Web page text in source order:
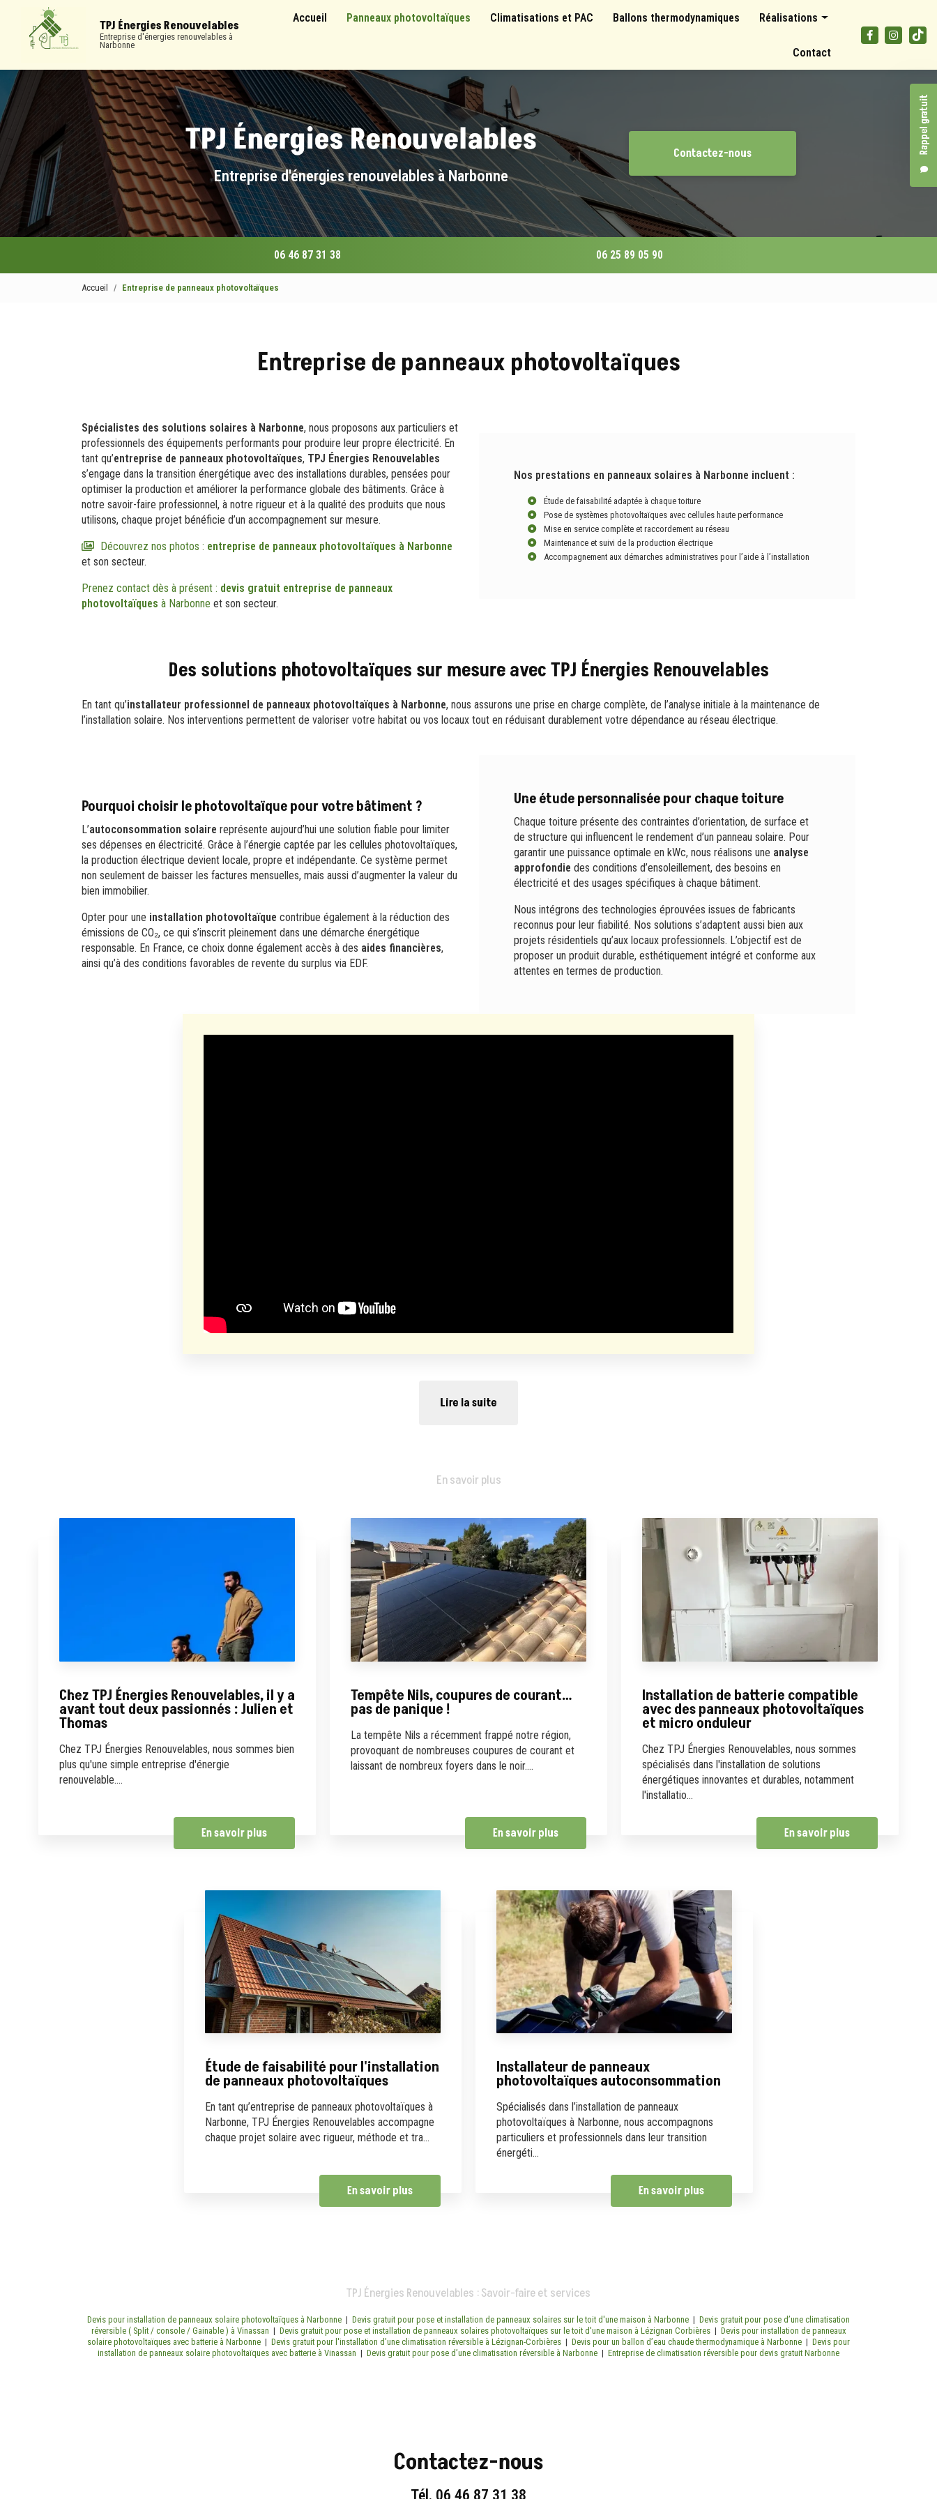
contenu
principal
TPJ Énergies Renouvelables
Entreprise d'énergies renouvelables à
Narbonne
Rappel gratuit
Accueil
Panneaux photovoltaïques Climatisations et PAC Ballons thermodynamiques Réalisations
Panneaux photovoltaïques
Climatisations et pompes à chaleur
Contact
Entreprise d'énergies renouvelables à Narbonne
Contactez-nous
06 46 87 31 38 06 25 89 05 90
Accueil Entreprise de panneaux photovoltaïques
Entreprise de panneaux photovoltaïques
Spécialistes des solutions solaires à Narbonne, nous proposons aux particuliers et
professionnels des équipements performants pour produire leur propre électricité. En
tant qu’entreprise de panneaux photovoltaïques, TPJ Énergies Renouvelables
s’engage dans la transition énergétique avec des installations durables, pensées pour
optimiser la production et améliorer la performance globale des bâtiments. Grâce à
notre savoir-faire professionnel, à notre rigueur et à la qualité des produits que nous
utilisons, chaque projet bénéficie d’un accompagnement sur mesure.
Découvrez nos photos : entreprise de panneaux photovoltaïques à Narbonne
et son secteur.
Prenez contact dès à présent : devis gratuit entreprise de panneaux
photovoltaïques à Narbonne et son secteur.
Nos prestations en panneaux solaires à Narbonne incluent :
Étude de faisabilité adaptée à chaque toiture
Pose de systèmes photovoltaïques avec cellules haute performance
Mise en service complète et raccordement au réseau
Maintenance et suivi de la production électrique
Accompagnement aux démarches administratives pour l’aide à l’installation
Des solutions photovoltaïques sur mesure avec TPJ Énergies Renouvelables
En tant qu’installateur professionnel de panneaux photovoltaïques à Narbonne, nous assurons une prise en charge complète, de l’analyse initiale à la maintenance de
l’installation solaire. Nos interventions permettent de valoriser votre habitat ou vos locaux tout en réduisant durablement votre dépendance au réseau électrique.
Pourquoi choisir le photovoltaïque pour votre bâtiment ?
L’autoconsommation solaire représente aujourd’hui une solution fiable pour limiter
ses dépenses en électricité. Grâce à l’énergie captée par les cellules photovoltaïques,
la production électrique devient locale, propre et indépendante. Ce système permet
non seulement de baisser les factures mensuelles, mais aussi d’augmenter la valeur du
bien immobilier.
Opter pour une installation photovoltaïque contribue également à la réduction des
émissions de CO₂, ce qui s’inscrit pleinement dans une démarche énergétique
responsable. En France, ce choix donne également accès à des aides financières,
ainsi qu’à des conditions favorables de revente du surplus via EDF.
Une étude personnalisée pour chaque toiture
Chaque toiture présente des contraintes d’orientation, de surface et
de structure qui influencent le rendement d’un panneau solaire. Pour
garantir une puissance optimale en kWc, nous réalisons une analyse
approfondie des conditions d’ensoleillement, des besoins en
électricité et des usages spécifiques à chaque bâtiment.
Nous intégrons des technologies éprouvées issues de fabricants
reconnus pour leur fiabilité. Nos solutions s’adaptent aussi bien aux
projets résidentiels qu’aux locaux professionnels. L’objectif est de
proposer un produit durable, esthétiquement intégré et conforme aux
attentes en termes de production.
Lire la suite
En savoir plus
Chez TPJ Énergies Renouvelables, il y a
avant tout deux passionnés : Julien et
Thomas
Chez TPJ Énergies Renouvelables, nous sommes bien
plus qu'une simple entreprise d'énergie
renouvelable....
En savoir plus
Tempête Nils, coupures de courant…
pas de panique !
La tempête Nils a récemment frappé notre région,
provoquant de nombreuses coupures de courant et
laissant de nombreux foyers dans le noir....
En savoir plus
Installation de batterie compatible
avec des panneaux photovoltaïques
et micro onduleur
Chez TPJ Énergies Renouvelables, nous sommes
spécialisés dans l'installation de solutions
énergétiques innovantes et durables, notamment
l'installatio...
En savoir plus
Étude de faisabilité pour l'installation
de panneaux photovoltaïques
En tant qu’entreprise de panneaux photovoltaïques à
Narbonne, TPJ Énergies Renouvelables accompagne
chaque projet solaire avec rigueur, méthode et tra...
En savoir plus
Installateur de panneaux
photovoltaïques autoconsommation
Spécialisés dans l’installation de panneaux
photovoltaïques à Narbonne, nous accompagnons
particuliers et professionnels dans leur transition
énergéti...
En savoir plus
TPJ Énergies Renouvelables : Savoir-faire et services
Devis pour installation de panneaux solaire photovoltaïques à Narbonne | Devis gratuit pour pose et installation de panneaux solaires sur le toit d'une maison à Narbonne | Devis gratuit pour pose d’une climatisation
réversible ( Split / console / Gainable ) à Vinassan | Devis gratuit pour pose et installation de panneaux solaires photovoltaïques sur le toit d'une maison à Lézignan Corbières | Devis pour installation de panneaux
solaire photovoltaïques avec batterie à Narbonne | Devis gratuit pour l'installation d’une climatisation réversible à Lézignan-Corbières | Devis pour un ballon d’eau chaude thermodynamique à Narbonne | Devis pour
installation de panneaux solaire photovoltaïques avec batterie à Vinassan | Devis gratuit pour pose d’une climatisation réversible à Narbonne | Entreprise de climatisation réversible pour devis gratuit Narbonne
Contactez-nous
Tél. 06 46 87 31 38